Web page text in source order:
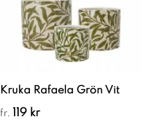
Kruka Rafaela Grön Vit
fr. 119 kr